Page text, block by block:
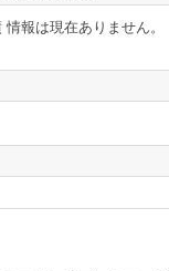
報は現在ありません。